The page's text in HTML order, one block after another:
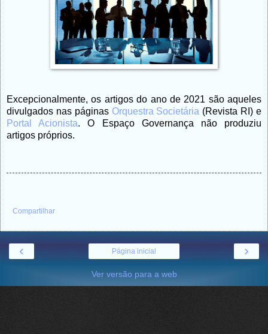
Excepcionalmente, os artigos do ano de 2021 são aqueles
divulgados nas páginas Orquestra Societária (Revista RI) e
Portal Acionista. O Espaço Governança não produziu
artigos próprios.
Compartilhar
‹ ›
Página inicial
Ver versão para a web